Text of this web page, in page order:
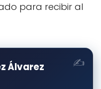
para recibir al
Álvarez